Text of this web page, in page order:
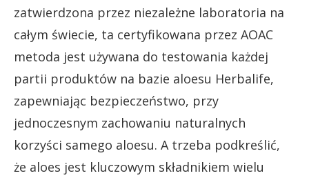
zatwierdzona przez niezależne laboratoria na
całym świecie, ta certyfikowana przez AOAC
metoda jest używana do testowania każdej
partii produktów na bazie aloesu Herbalife,
zapewniając bezpieczeństwo, przy
jednoczesnym zachowaniu naturalnych
korzyści samego aloesu. A trzeba podkreślić,
że aloes jest kluczowym składnikiem wielu